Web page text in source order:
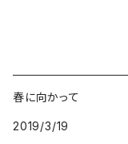
春に向かって
2019/3/19